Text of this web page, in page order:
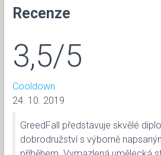
Recenze
3,5/5
Cooldown
24. 10. 2019
GreedFall představuje skvělé
dobrodružství s výborně